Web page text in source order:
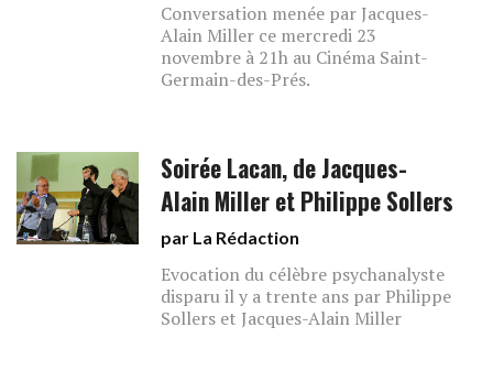
Conversation menée par Jacques-
Alain Miller ce mercredi 23
novembre à 21h au Cinéma Saint-
Germain-des-Prés.
Soirée Lacan, de Jacques-
Alain Miller et Philippe Sollers
par La Rédaction
Evocation du célèbre psychanalyste
disparu il y a trente ans par Philippe
Sollers et Jacques-Alain Miller